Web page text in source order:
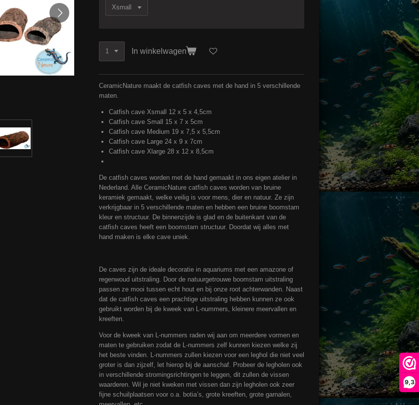
9,3
In winkelwagen
CeramicNature maakt de catfish caves met de hand in 5 verschillende
maten.
Catfish cave Xsmall 12 x 5 x 4,5cm
Catfish cave Small 15 x 7 x 5cm
Catfish cave Medium 19 x 7,5 x 5,5cm
Catfish cave Large 24 x 9 x 7cm
Catfish cave Xlarge 28 x 12 x 8,5cm
De catfish caves worden met de hand gemaakt in ons eigen atelier in
Nederland. Alle CeramicNature catfish caves worden van bruine
keramiek gemaakt, welke veilig is voor mens, dier en natuur. Ze zijn
verkrijgbaar in 5 verschillende maten en hebben een bruine boomstam
kleur en structuur. De binnenzijde is glad en de buitenkant van de
catfish caves heeft een boomstam structuur. Doordat wij alles met
hand maken is elke cave uniek.
De caves zijn de ideale decoratie in aquariums met een amazone of
regenwoud uitstraling. Door de natuurgetrouwe boomstam uitstraling
passen ze mooi tussen echt hout en bij onze root achterwanden. Naast
dat de catfish caves een prachtige uitstraling hebben kunnen ze ook
gebruikt worden bij de kweek van L-nummers, kleinere meervallen en
kreeften.
Voor de kweek van L-nummers raden wij aan om meerdere vormen en
maten te gebruiken zodat de L-nummers zelf kunnen kiezen welke zij
het beste vinden. L-nummers zullen kiezen voor een leghol die niet veel
groter is dan zijzelf, let hierop bij de aanschaf. Probeer de legholen ook
in verschillende stromingsrichtingen te leggen, dit zullen de vissen
waarderen. Wil je niet kweken met vissen dan zijn legholen ook zeer
fijne schuilplaatsen voor o.a. botia’s, grote kreeften, grote garnalen,